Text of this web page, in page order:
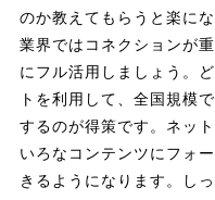
のか教えてもらうと楽に
業界ではコネクションが
にフル活用しましょう。
トを利用して、全国規模
するのが得策です。ネッ
いろなコンテンツにフォ
きるようになります。し